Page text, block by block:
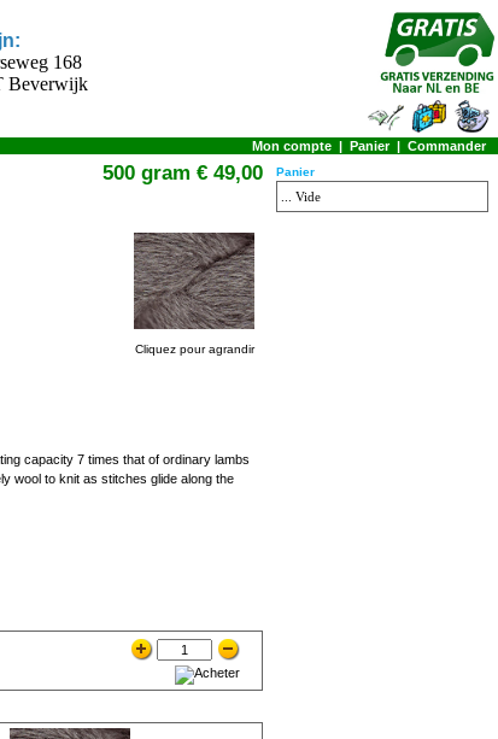
168
Beverwijk
Mon compte | Panier| Commander
500 gram € 49,00
Cliquez pour agrandir
capacity 7 times that of ordinary lambs
wool to knit as stitches glide along the
Panier
... Vide